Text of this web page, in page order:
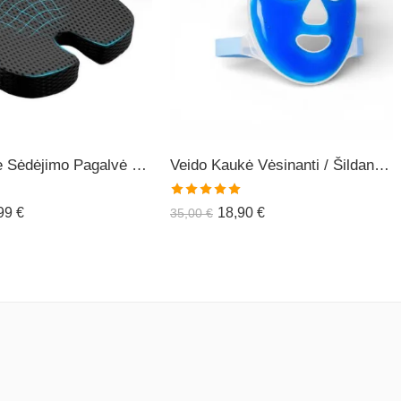
Ortopedinė Sėdėjimo Pagalvė COMFO+
€
Veido Kaukė Vėsinanti / Šildanti (daugiakartinė)
Įvertinimas:
5.00iš 5
35,00€ 18,90 €